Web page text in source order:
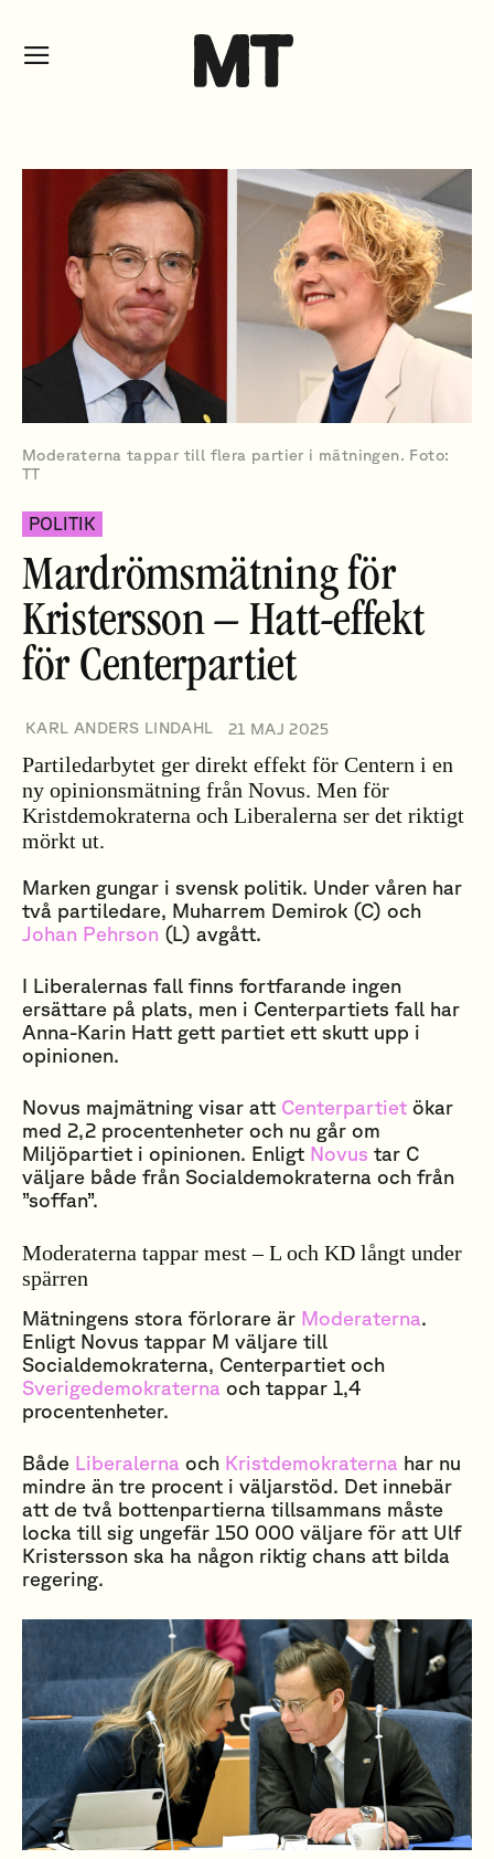
Moderaterna tappar till flera partier i mätningen. Foto:
TT
POLITIK
Mardrömsmätning för
Kristersson – Hatt-effekt
för Centerpartiet
KARL ANDERS LINDAHL 21 MAJ 2025
Partiledarbytet ger direkt effekt för Centern i en
ny opinionsmätning från Novus. Men för
Kristdemokraterna och Liberalerna ser det riktigt
mörkt ut.
Marken gungar i svensk politik. Under våren har
två partiledare, Muharrem Demirok (C) och
Johan Pehrson (L) avgått.
I Liberalernas fall finns fortfarande ingen
ersättare på plats, men i Centerpartiets fall har
Anna-Karin Hatt gett partiet ett skutt upp i
opinionen.
Novus majmätning visar att Centerpartiet ökar
med 2,2 procentenheter och nu går om
Miljöpartiet i opinionen. Enligt Novus tar C
väljare både från Socialdemokraterna och från
”soffan”.
Moderaterna tappar mest – L och KD långt under
spärren
Mätningens stora förlorare är Moderaterna.
Enligt Novus tappar M väljare till
Socialdemokraterna, Centerpartiet och
Sverigedemokraterna och tappar 1,4
procentenheter.
Både Liberalerna och Kristdemokraterna har nu
mindre än tre procent i väljarstöd. Det innebär
att de två bottenpartierna tillsammans måste
locka till sig ungefär 150 000 väljare för att Ulf
Kristersson ska ha någon riktig chans att bilda
regering.